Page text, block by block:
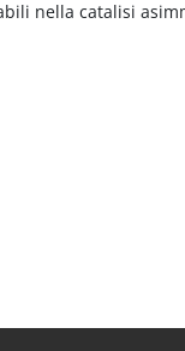
nella catalisi